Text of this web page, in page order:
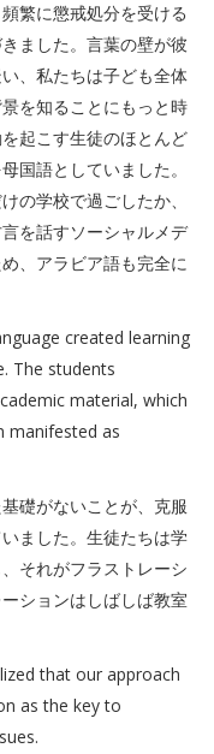
繁に懲戒処分を受ける
ました。言葉の壁が彼
、私たちは子ども全体
を知ることにもっと時
起こす生徒のほとんど
国語としていました。
の学校で過ごしたか、
を話すソーシャルメデ
、アラビア語も完全に
created learning
The students
material, which
manifested as
礎がないことが、克服
ました。生徒たちは学
それがフラストレーシ
ションはしばしば教室
that our approach
as the key to